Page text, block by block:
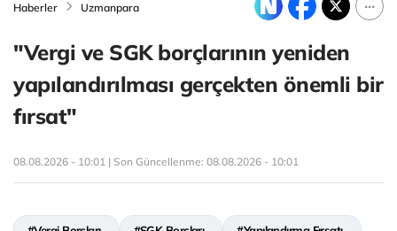
Haberler Uzmanpara
"Vergi ve SGK borçlarının yeniden
yapılandırılması gerçekten önemli bir
fırsat"
08.08.2026 - 10:01 | Son Güncellenme: 08.08.2026 - 10:01